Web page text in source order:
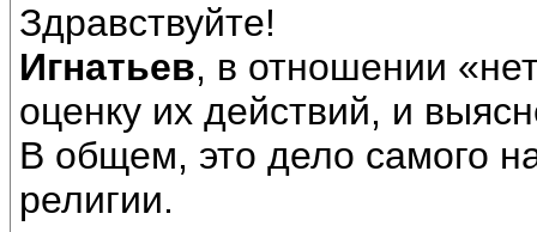
Здравствуйте!
Игнатьев, в отношении
оценку их действий, и
В общем, это дело самого
религии.